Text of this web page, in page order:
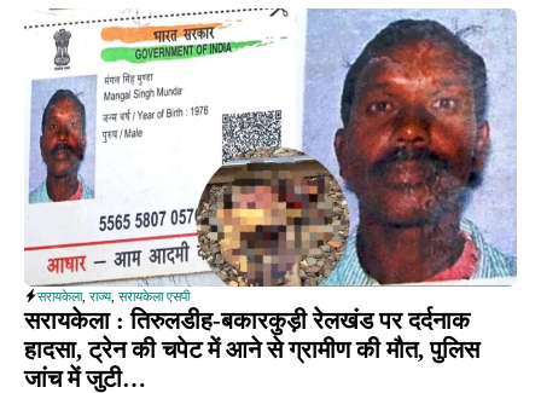
सरायकेला, राज्य, सरायकेला एसपी
सरायकेला : तिरुलडीह-बकारकुड़ी रेलखंड पर दर्दनाक
हादसा, ट्रेन की चपेट में आने से ग्रामीण की मौत, पुलिस
जांच में जुटी…